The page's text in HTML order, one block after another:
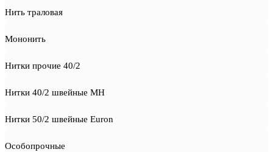
Нить траловая
Мононить
Нитки прочие 40/2
Нитки 40/2 швейные MH
Нитки 50/2 швейные Euron
Особопрочные